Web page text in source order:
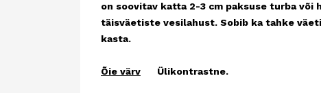
on soovitav katta 2-3 cm paksuse turba
täisväetiste vesilahust. Sobib ka tahke
kasta.
Õie värv Ülikontrastne.